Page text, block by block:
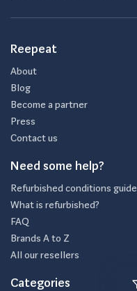
Reepeat
About
Blog
Become a partner
Press
Contact us
Need some help?
Refurbished conditions guide
What is refurbished?
FAQ
Brands A to Z
All our resellers
Categories